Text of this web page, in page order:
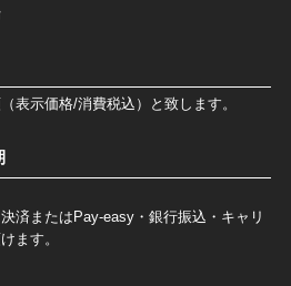
表示価格/消費税込）と致します。
済またはPay-easy・銀行振込・キャリ
ます。